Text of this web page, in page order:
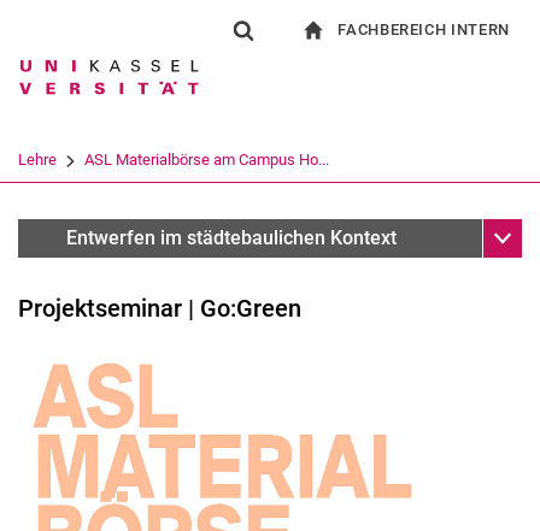
Springe direkt zu: Inhalt
Springe direkt zu: Suche
Springe direkt zu:
Suchbegriff
Suchen (öffnet externen Link in einem
FACHBEREICH INTERN
Lehre ASL Materialbörse am Campus Ho...
Sommersemester 2024
Entwerfen im städtebaulichen Kontext
Projektseminar | Go:Green